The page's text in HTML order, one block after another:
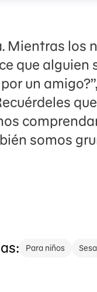
Mientras los
que alguien
un
somos
Para niños